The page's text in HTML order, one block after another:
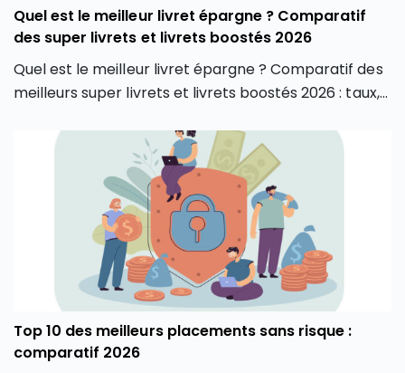
Quel est le meilleur livret épargne ? Comparatif
des super livrets et livrets boostés 2026
Quel est le meilleur livret épargne ? Comparatif des
meilleurs super livrets et livrets boostés 2026 : taux,
Top 10 des meilleurs placements sans risque :
comparatif 2026